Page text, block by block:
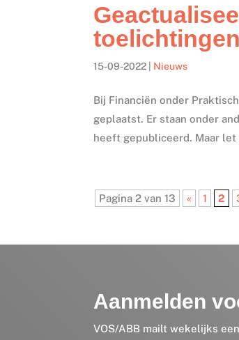
15-09-2022 Nieuws
Bij Financiën onder
geplaatst. Er staan onder
heeft gepubliceerd. Maar
Pagina 2 van 13 « 1 2
Aanmelden
VOS/ABB mailt wekelijks